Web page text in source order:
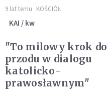
9 lat temu KOŚCIÓŁ
KAI / kw
"To milowy krok do
przodu w dialogu
katolicko-
prawosławnym"